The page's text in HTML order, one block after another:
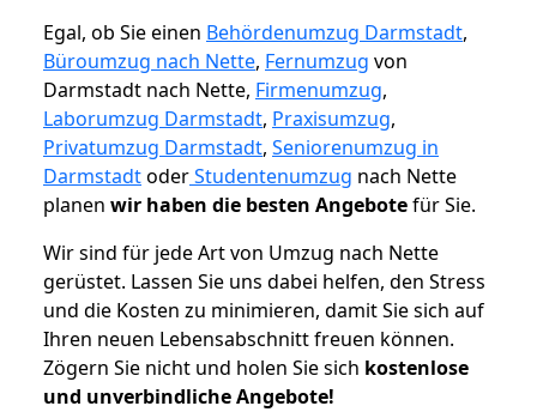
Egal, ob Sie einen Behördenumzug Darmstadt,
Büroumzug nach Nette, Fernumzug von
Darmstadt nach Nette, Firmenumzug,
Laborumzug Darmstadt, Praxisumzug,
Privatumzug Darmstadt, Seniorenumzug in
DarmstadtoderStudentenumzug nach Nette
planen wir haben die besten Angebotefür Sie.
Wir sind für jede Art von Umzug nach Nette
gerüstet. Lassen Sie uns dabei helfen, den Stress
und die Kosten zu minimieren, damit Sie sich auf
Ihren neuen Lebensabschnitt freuen können.
Zögern Sie nicht und holen Sie sich kostenlose
und unverbindliche Angebote!